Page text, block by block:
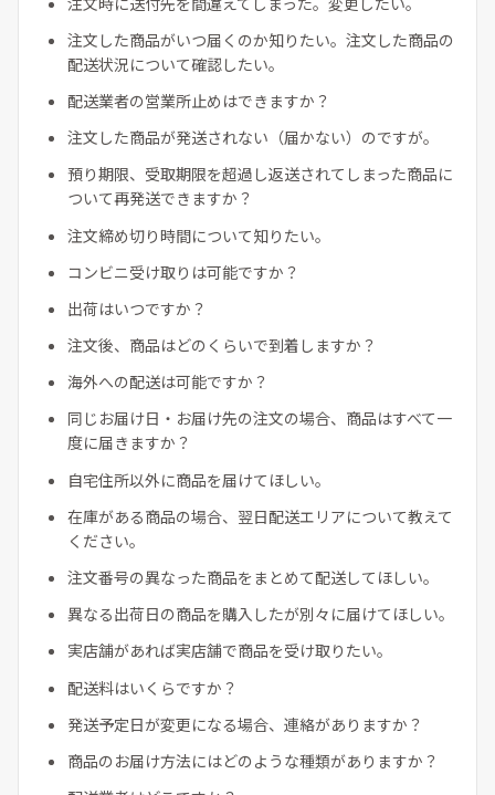
注文した商品がいつ届くのか知りたい。注文した商品の
配送状況について確認したい。
配送業者の営業所止めはできますか？
注文した商品が発送されない（届かない）のですが。
預り期限、受取期限を超過し返送されてしまった商品に
ついて再発送できますか？
注文締め切り時間について知りたい。
コンビニ受け取りは可能ですか？
出荷はいつですか？
注文後、商品はどのくらいで到着しますか？
海外への配送は可能ですか？
同じお届け日・お届け先の注文の場合、商品はすべて一
度に届きますか？
自宅住所以外に商品を届けてほしい。
在庫がある商品の場合、翌日配送エリアについて教えて
ください。
注文番号の異なった商品をまとめて配送してほしい。
異なる出荷日の商品を購入したが別々に届けてほしい。
実店舗があれば実店舗で商品を受け取りたい。
配送料はいくらですか？
発送予定日が変更になる場合、連絡がありますか？
商品のお届け方法にはどのような種類がありますか？